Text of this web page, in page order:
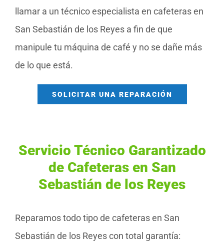
llamar a un técnico especialista en cafeteras en
San Sebastián de los Reyes a fin de que
manipule tu máquina de café y no se dañe más
de lo que está.
SOLICITAR UNA REPARACIÓN
Servicio Técnico Garantizado
de Cafeteras en San
Sebastián de los Reyes
Reparamos todo tipo de cafeteras en San
Sebastián de los Reyes con total garantía: